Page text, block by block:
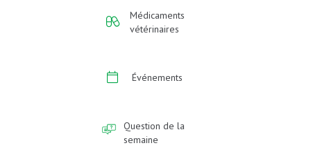
Médicaments
vétérinaires
Événements
Question de la
semaine